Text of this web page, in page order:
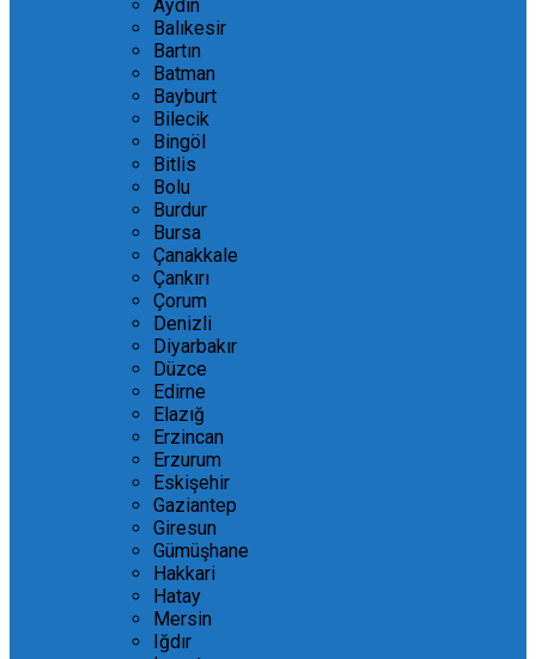
Aydın
Balıkesir
Bartın
Batman
Bayburt
Bilecik
Bingöl
Bitlis
Bolu
Burdur
Bursa
Çanakkale
Çankırı
Çorum
Denizli
Diyarbakır
Düzce
Edirne
Elazığ
Erzincan
Erzurum
Eskişehir
Gaziantep
Giresun
Gümüşhane
Hakkari
Hatay
Mersin
Iğdır